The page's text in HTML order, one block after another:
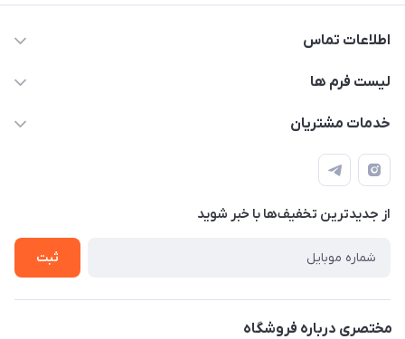
اطلاعات تماس
09143214008
مختاری، نرسیده به مسجد سفید
لیست فرم ها
فرم سفارش محصولات چاپی
تماس با ما
فرم سفارش محصولات ناموجود
خدمات مشتریان
قوانین و مقررات
حریم خصوصی
راهنما
از جدید‌ترین تخفیف‌ها با‌ خبر شوید
ثبت
مختصری درباره فروشگاه